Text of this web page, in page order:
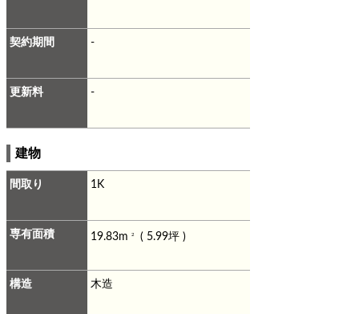
契約期間 -
更新料 -
建物
間取り 1K
専有面積 19.83m2 ( 5.99坪 )
構造 木造